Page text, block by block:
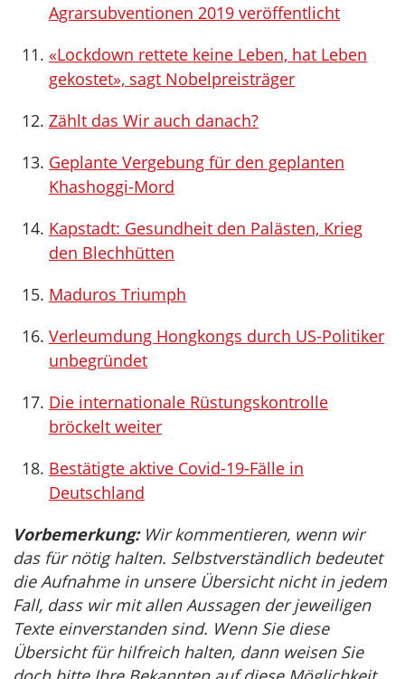
Agrarsubventionen 2019 veröffentlicht
«Lockdown rettete keine Leben, hat Leben
gekostet», sagt Nobelpreisträger
Zählt das Wir auch danach?
Geplante Vergebung für den geplanten
Khashoggi-Mord
Kapstadt: Gesundheit den Palästen, Krieg
den Blechhütten
Maduros Triumph
Verleumdung Hongkongs durch US-Politiker
unbegründet
Die internationale Rüstungskontrolle
bröckelt weiter
Bestätigte aktive Covid-19-Fälle in
Deutschland
Vorbemerkung:Wir kommentieren, wenn wir
das für nötig halten. Selbstverständlich bedeutet
die Aufnahme in unsere Übersicht nicht in jedem
Fall, dass wir mit allen Aussagen der jeweiligen
Texte einverstanden sind. Wenn Sie diese
Übersicht für hilfreich halten, dann weisen Sie